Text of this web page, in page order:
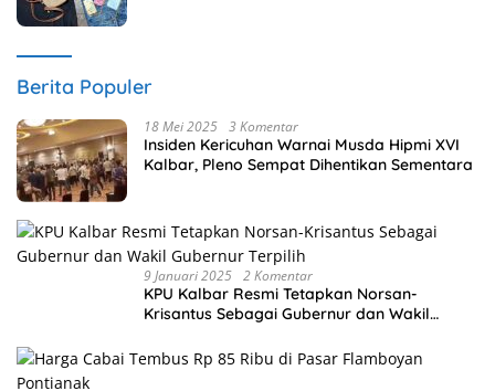
Berita Populer
18 Mei 2025 3 Komentar
Insiden Kericuhan Warnai Musda Hipmi XVI
Kalbar, Pleno Sempat Dihentikan Sementara
9 Januari 2025 2 Komentar
KPU Kalbar Resmi Tetapkan Norsan-
Krisantus Sebagai Gubernur dan Wakil